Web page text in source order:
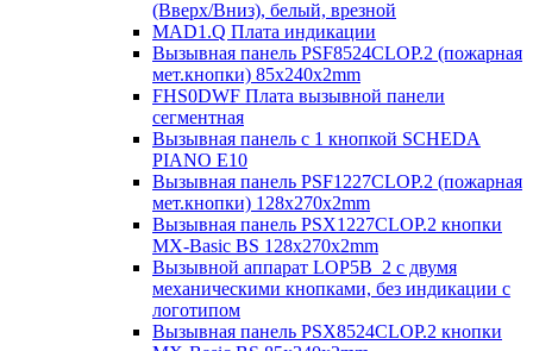
(Вверх/Вниз), белый, врезной
MAD1.Q Плата индикации
Вызывная панель PSF8524CLOP.2 (пожарная
мет.кнопки) 85х240х2mm
FHS0DWF Плата вызывной панели
сегментная
Вызывная панель с 1 кнопкой SCHEDA
PIANO E10
Вызывная панель PSF1227CLOP.2 (пожарная
мет.кнопки) 128х270х2mm
Вызывная панель PSX1227CLOP.2 кнопки
MX-Basic BS 128х270х2mm
Вызывной аппарат LOP5B_2 с двумя
механическими кнопками, без индикации с
логотипом
Вызывная панель PSX8524CLOP.2 кнопки